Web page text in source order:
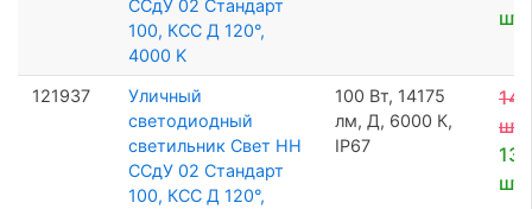
ССдУ 02 Стандарт
100, КСС Д 120°,
4000 K
шт
121937
Уличный
светодиодный
светильник Свет НН
ССдУ 02 Стандарт
100, КСС Д 120°,
100 Вт, 14175
лм, Д, 6000 К,
IP67
14
шт
13
шт